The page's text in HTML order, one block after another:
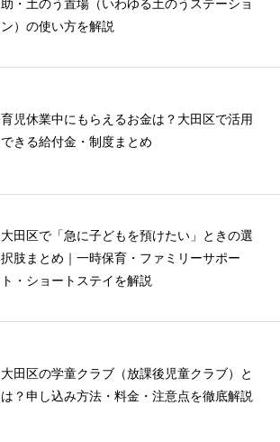
助・土のう置場（いわゆる土のうステーショ
ン）の使い方を解説
育児休業中にもらえるお金は？大田区で活用
できる給付金・制度まとめ
大田区で「急に子どもを預けたい」ときの選
択肢まとめ｜一時保育・ファミリーサポー
ト・ショートステイを解説
大田区の学童クラブ（放課後児童クラブ）と
は？申し込み方法・料金・注意点を徹底解説